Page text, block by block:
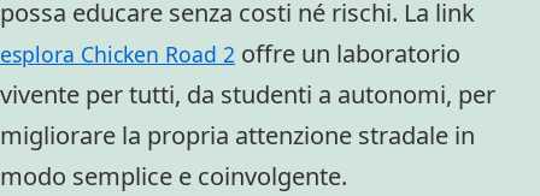
possa educare senza costi né rischi. La link
esplora Chicken Road 2 offre un laboratorio
vivente per tutti, da studenti a autonomi, per
migliorare la propria attenzione stradale in
modo semplice e coinvolgente.